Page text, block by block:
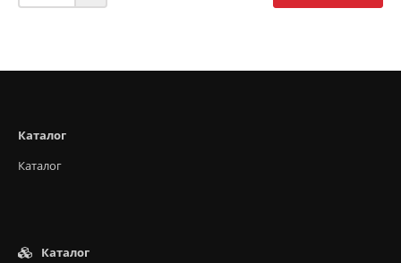
Каталог
Каталог
Каталог